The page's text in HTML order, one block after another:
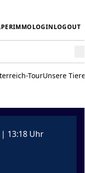
IMMOLOGINLOGOUT
TourUnsere Tiere
13:18 Uhr